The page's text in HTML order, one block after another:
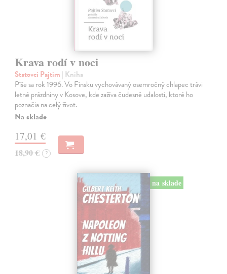
Krava rodí v noci
Statovci Pajtim | Kniha
Píše sa rok 1996. Vo Fínsku vychovávaný osemročný chlapec trávi
letné prázdniny v Kosove, kde zažíva čudesné udalosti, ktoré ho
poznačia na celý život.
Na sklade
17,01 €
18,90 € ?
na sklade